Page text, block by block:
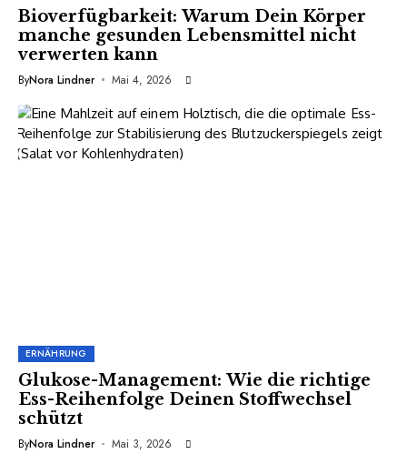
Bioverfügbarkeit: Warum Dein Körper
manche gesunden Lebensmittel nicht
verwerten kann
ByNora Lindner Mai 4, 2026
ERNÄHRUNG
Glukose-Management: Wie die richtige
Ess-Reihenfolge Deinen Stoffwechsel
schützt
ByNora Lindner Mai 3, 2026